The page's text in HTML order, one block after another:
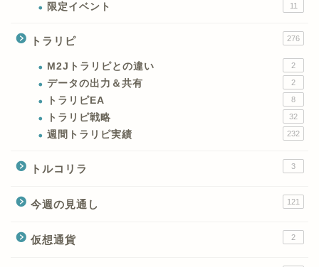
限定イベント 11
トラリピ 276
M2Jトラリピとの違い 2
データの出力＆共有 2
トラリピEA 8
トラリピ戦略 32
週間トラリピ実績 232
トルコリラ 3
今週の見通し 121
仮想通貨 2